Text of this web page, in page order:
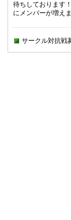
待ちしております
にメンバーが増え
サークル対抗戦